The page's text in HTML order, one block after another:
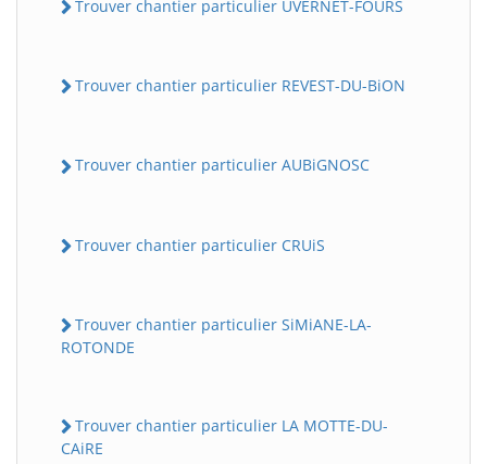
Trouver chantier particulier UVERNET-FOURS
Trouver chantier particulier REVEST-DU-BiON
Trouver chantier particulier AUBiGNOSC
Trouver chantier particulier CRUiS
Trouver chantier particulier SiMiANE-LA-
ROTONDE
Trouver chantier particulier LA MOTTE-DU-
CAiRE